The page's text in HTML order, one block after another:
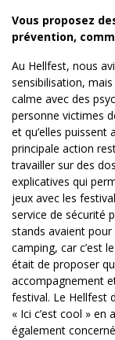
Vous proposez
prévention,
Au Hellfest, nous
sensibilisation,
calme avec des
personne victimes
et qu’elles
principale action
travailler sur des
explicatives qui
jeux avec les
service de sécurité
stands avaient pour
camping, car c’est
était de proposer
accompagnement
festival. Le Hellfest
« Ici c’est cool »
également